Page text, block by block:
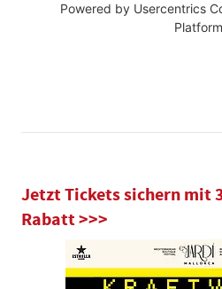
Powered by Usercentrics
Platform
Jetzt Tickets sichern mit
Rabatt >>>